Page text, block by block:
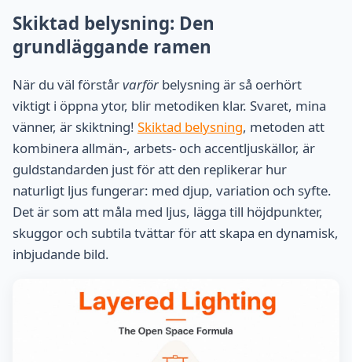
Skiktad belysning: Den
grundläggande ramen
När du väl förstårvarför belysning är så oerhört
viktigt i öppna ytor, blir metodiken klar. Svaret, mina
vänner, är skiktning! Skiktad belysning, metoden att
kombinera allmän-, arbets- och accentljuskällor, är
guldstandarden just för att den replikerar hur
naturligt ljus fungerar: med djup, variation och syfte.
Det är som att måla med ljus, lägga till höjdpunkter,
skuggor och subtila tvättar för att skapa en dynamisk,
inbjudande bild.